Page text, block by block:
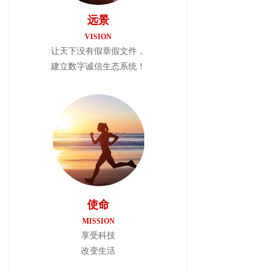
使命
MISSION
享受科技
改变生活
远景
VISION
让天下没有假章假文件，
建立数字诚信生态系统！